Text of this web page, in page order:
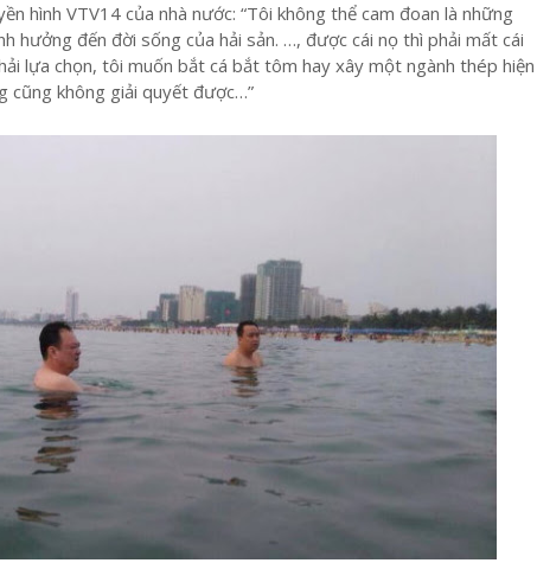
hình VTV14 của nhà nước: “Tôi không thể cam đoan là những
hưởng đến đời sống của hải sản. …, được cái nọ thì phải mất cái
lựa chọn, tôi muốn bắt cá bắt tôm hay xây một ngành thép hiện
cũng không giải quyết được…”